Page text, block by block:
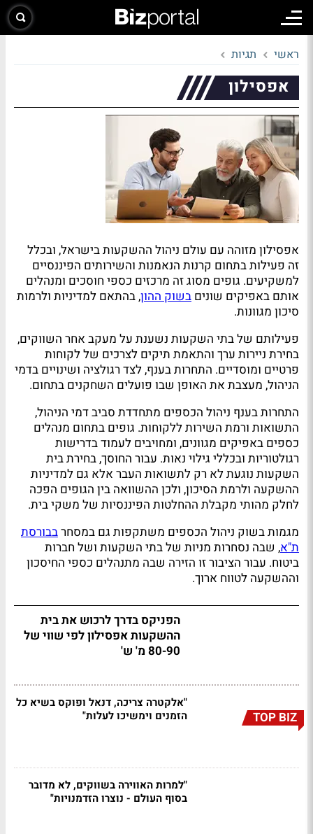
ראשי תגיות
אפסילון
אפסילון מזוהה עם עולם ניהול ההשקעות בישראל, ובכלל
זה פעילות בתחום קרנות הנאמנות והשירותים הפיננסיים
למשקיעים. גופים מסוג זה מרכזים כספי חוסכים ומנהלים
אותם באפיקים שונים בשוק ההון, בהתאם למדיניות ולרמות
סיכון מגוונות.
פעילותם של בתי השקעות נשענת על מעקב אחר השווקים,
בחירת ניירות ערך והתאמת תיקים לצרכים של לקוחות
פרטיים ומוסדיים. התחרות בענף, לצד רגולציה ושינויים בדמי
הניהול, מעצבת את האופן שבו פועלים השחקנים בתחום.
התחרות בענף ניהול הכספים מתחדדת סביב דמי הניהול,
התשואות ורמת השירות ללקוחות. גופים בתחום מנהלים
כספים באפיקים מגוונים, ומחויבים לעמוד בדרישות
רגולטוריות ובכללי גילוי נאות. עבור החוסך, בחירת בית
השקעות נוגעת לא רק לתשואות העבר אלא גם למדיניות
ההשקעה ולרמת הסיכון, ולכן ההשוואה בין הגופים הפכה
לחלק מהותי מקבלת ההחלטות הפיננסיות של משקי בית.
מגמות בשוק ניהול הכספים משתקפות גם במסחרבבורסת
ת"א, שבה נסחרות מניות של בתי השקעות ושל חברות
ביטוח. עבור הציבור זו הזירה שבה מתנהלים כספי החיסכון
וההשקעה לטווח ארוך.
הפניקס בדרך לרכוש את בית
ההשקעות אפסילון לפי שווי של
80-90 מ' ש'
TOP BIZ
"אלקטרה צריכה, דנאל ופוקס בשיא כל
הזמנים וימשיכו לעלות"
"למרות האווירה בשווקים, לא מדובר
בסוף העולם - נוצרו הזדמנויות"